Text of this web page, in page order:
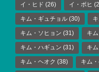
イ・ヒド (26) イ・ボヒ
キム・ギュチョル (30)
キム・ソヒョン (31) キ
キム・ハギュン (31) キ
キム・ヘオク (38) キム